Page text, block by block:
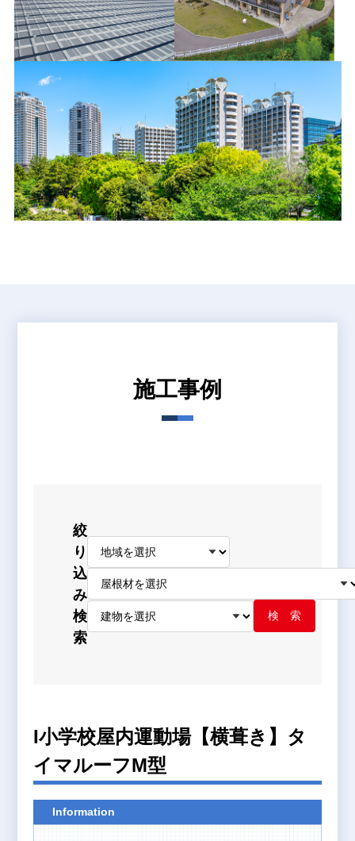
施工事例
絞
り
込
み
検
索
検 索
I小学校屋内運動場【横葺き】タ
イマルーフM型
Information